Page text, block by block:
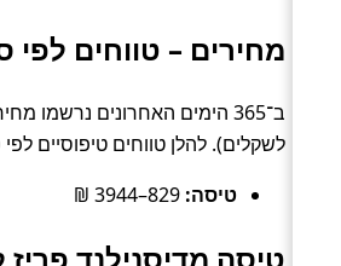
מחירים – טווחים לפי
ב־365 הימים האחרונים נרשמו
לשקלים). להלן טווחים טיפוסיים לפי
טיסה:
טיסה מדיסנילנד פריז